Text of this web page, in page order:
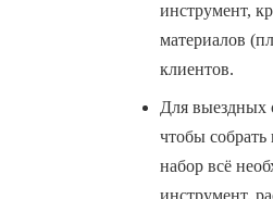
инструмент,
материалов
клиентов.
Для выездных
чтобы
набор всё
инструмент,